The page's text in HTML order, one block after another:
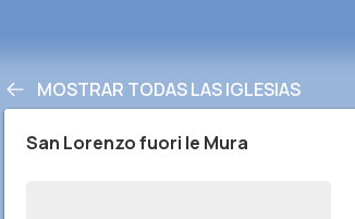
MOSTRAR TODAS LAS IGLESIAS
San Lorenzo fuori le Mura